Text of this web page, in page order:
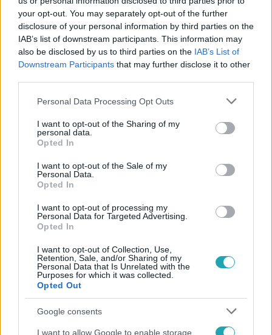
your opt-out. You may separately opt-out of the further
disclosure of your personal information by third parties on the
IAB’s list of downstream participants. This information may
also be disclosed by us to third parties on the IAB’s List of
Downstream Participants that may further disclose it to other
Please note that this website/app uses one or more Google
not limited to your visit or usage behaviour. You may click to
grant or deny consent to Google and its third-party tags to
use your data for below specified purposes in below Google
consent section.
Personal Data Processing Opt Outs
I want to opt-out of the Sharing of my
personal data.
Opted In
I want to opt-out of the Sale of my
Personal Data.
Opted In
I want to opt-out of processing my
Personal Data for Targeted Advertising.
Opted In
I want to opt-out of Collection, Use,
Retention, Sale, and/or Sharing of my
Personal Data that Is Unrelated with the
Purposes for which it was collected.
Opted Out
Google consents
I want to allow Google to enable storage
Facebookon is!
Követem
REGGELI #VIDEÓ # ADÁSRÉSZLETEK
FENNTARTHATÓSÁG
KULTÚRA #OPERA #BMW
Népszerű